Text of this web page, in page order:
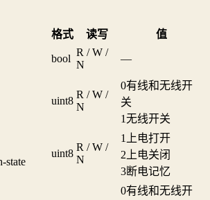
格式 读写
值
bool
R / W /
N
—
uint8
R / W /
N
0有线和无线开
关
1无线开关
state
uint8
R / W /
N
1
上电打开
2 上电关闭
3断电记忆
0有线和无线开